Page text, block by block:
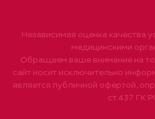
Независимая оценка качества
медицинскими
Обращаем ваше внимание на
сайт носит исключительно
является публичной офертой,
ст.437 ГК